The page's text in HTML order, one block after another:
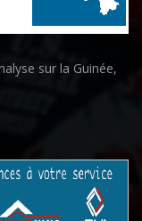
sur la Guinée,